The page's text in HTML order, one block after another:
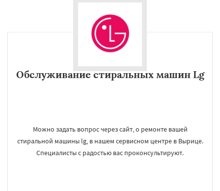
Обслуживание стиральных машин Lg
Можно задать вопрос через сайт, о ремонте вашей
стиральной машины lg, в нашем сервисном центре в Вырице.
Специалисты с радостью вас проконсультируют.